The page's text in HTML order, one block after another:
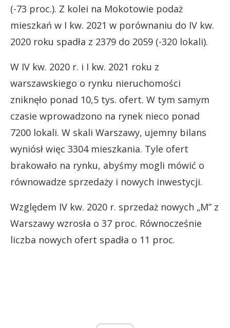
(-73 proc.). Z kolei na Mokotowie podaż
mieszkań w I kw. 2021 w porównaniu do IV kw.
2020 roku spadła z 2379 do 2059 (-320 lokali).
W IV kw. 2020 r. i I kw. 2021 roku z
warszawskiego o rynku nieruchomości
zniknęło ponad 10,5 tys. ofert. W tym samym
czasie wprowadzono na rynek nieco ponad
7200 lokali. W skali Warszawy, ujemny bilans
wyniósł więc 3304 mieszkania. Tyle ofert
brakowało na rynku, abyśmy mogli mówić o
równowadze sprzedaży i nowych inwestycji.
Względem IV kw. 2020 r. sprzedaż nowych „M” z
Warszawy wzrosła o 37 proc. Równocześnie
liczba nowych ofert spadła o 11 proc.